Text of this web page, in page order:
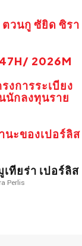
ตวนกู ซัยิด ซิรา
2026M
การระเบียง
นักลงทุนราย
นะของเปอร์ลิส
ทียร่า เปอร์ลิส
Perlis